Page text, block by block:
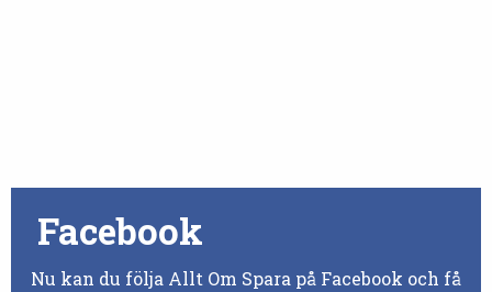
Facebook
Nu kan du följa Allt Om Spara på Facebook och få